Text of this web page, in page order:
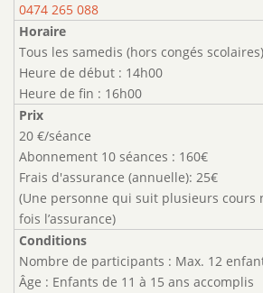
0474 265 088
Horaire
Tous les samedis (hors congés scolaires)
Heure de début : 14h00
Heure de fin : 16h00
Prix
20 €/séance
Abonnement 10 séances : 160€
Frais d'assurance (annuelle): 25€
(Une personne qui suit plusieurs cours
fois l’assurance)
Conditions
Nombre de participants : Max. 12
Âge : Enfants de 11 à 15 ans accomplis